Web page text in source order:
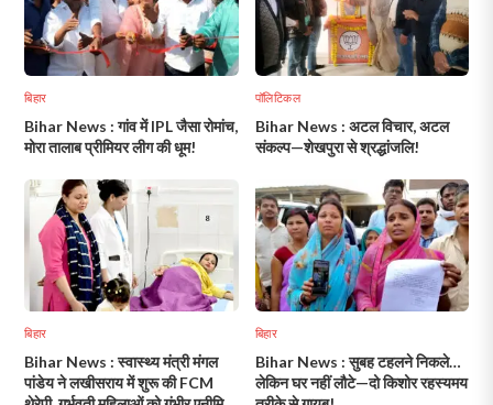
बिहार
Bihar News : गांव में IPL जैसा रोमांच,
मोरा तालाब प्रीमियर लीग की धूम!
पॉलिटिकल
Bihar News : अटल विचार, अटल
संकल्प—शेखपुरा से श्रद्धांजलि!
बिहार
Bihar News : स्वास्थ्य मंत्री मंगल
पांडेय ने लखीसराय में शुरू की FCM
बिहार
Bihar News : सुबह टहलने निकले…
लेकिन घर नहीं लौटे—दो किशोर रहस्यमय